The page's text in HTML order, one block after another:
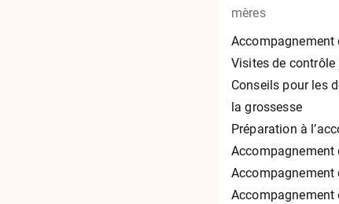
mères
Accompagnement
Visites de
Conseils pour les
la grossesse
Préparation à
Accompagnement
Accompagnement